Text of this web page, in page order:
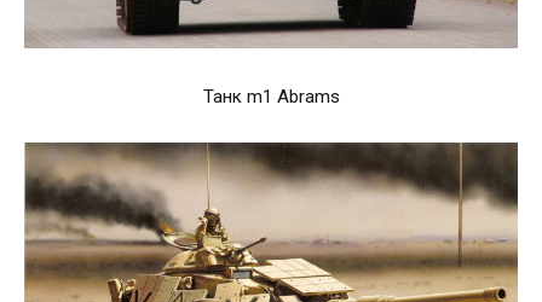
Танк m1 Abrams